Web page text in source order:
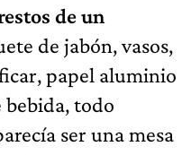
de un
de jabón, vasos,
papel aluminio
bebida, todo
ser una mesa